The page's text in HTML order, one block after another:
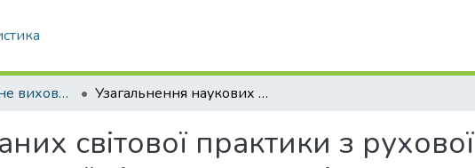
кафедра Фізичне виховання і спорт Узагальнення наукових даних світової практики з рухової активності на розвиток фізичної підготовленості людини
світової практики з рухової